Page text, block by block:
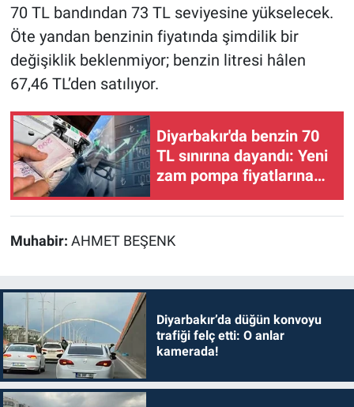
70 TL bandından 73 TL seviyesine yükselecek.
Öte yandan benzinin fiyatında şimdilik bir
değişiklik beklenmiyor; benzin litresi hâlen
67,46 TL’den satılıyor.
Diyarbakır'da benzin 70
TL sınırına dayandı: Yeni
zam pompa fiyatlarına
yansıdı
Muhabir: AHMET BEŞENK
Diyarbakır’da düğün konvoyu
trafiği felç etti: O anlar
kamerada!